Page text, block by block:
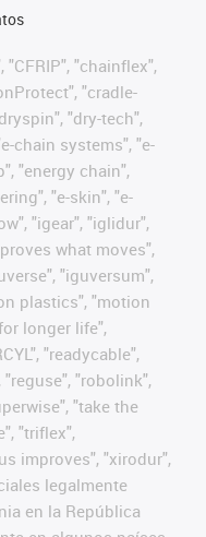
"chainflex",
"cradle-
"dry-tech",
chain systems", "e-
"energy chain",
"e-skin", "e-
"igear", "iglidur",
what moves",
"iguversum",
plastics", "motion
longer life",
"readycable",
"reguse", "robolink",
"take the
"triflex",
improves", "xirodur",
legalmente
en la República